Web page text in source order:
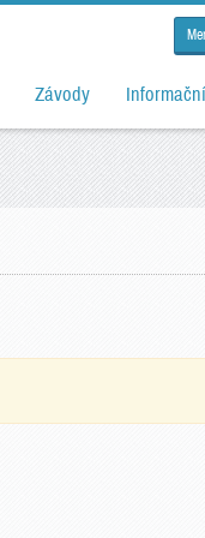
Závody